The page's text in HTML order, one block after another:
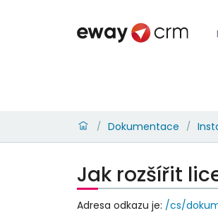
/ Dokumentace /
Jak rozšířit
Adresa odkazu je: /cs/